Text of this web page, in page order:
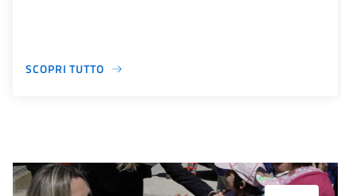
SCOPRI TUTTO